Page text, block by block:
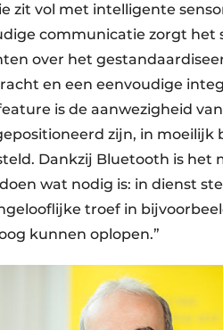
zit vol met intelligente
communicatie zorgt het
over het
en een eenvoudige
is de aanwezigheid
zijn, in moeilijk
Dankzij Bluetooth is het
wat nodig is: in dienst
troef in
kunnen oplopen.”